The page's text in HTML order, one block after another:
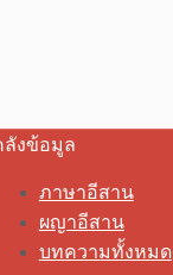
ลังข้อมูล
ภาษาอีสาน
ผญาอีสาน
บทความทั้งหมด